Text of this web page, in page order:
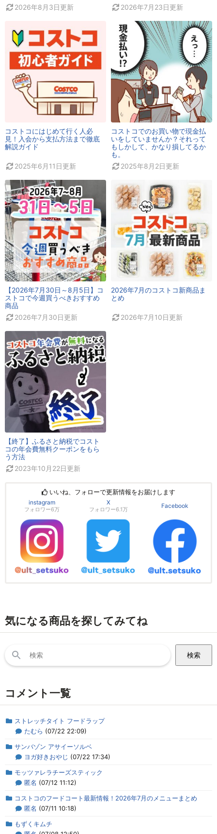
2026年8月3日更新 2026年7月23日更新
コストコにはじめて行く人必
見！入会から支払方法まで徹底
解説ガイド
2025年6月11日更新
コストコでのお買い物で現金払
いをしていませんか？それって
もしかして、かなり損してるか
も。
2025年8月2日更新
【2026年7月30日～8月5日】コ
ストコで今週買うべきおすすめ
商品
2026年7月30日更新
2026年7月のコストコ新商品ま
とめ
2026年7月10日更新
【終了】ふるさと納税でコスト
コの年会費無料クーポンをもら
う方法
2023年10月22日更新
いいね、フォローで更新情報をお届けします
instagram
フォロワー6万
X
フォロワー6.1万
Facebook
気になる商品を探してみてね
索:
コメント一覧
ストレッチタイト フードラップ
たむら (07/22 22:09)
サンバゾン アサイーソルベ
ヨガ好きおやじ (07/22 17:34)
モッツァレラチーズスティック
匿名 (07/12 11:12)
コストコのフードコート最新情報！2026年7月のメニューまとめ
匿名 (07/11 10:18)
もずくキムチ